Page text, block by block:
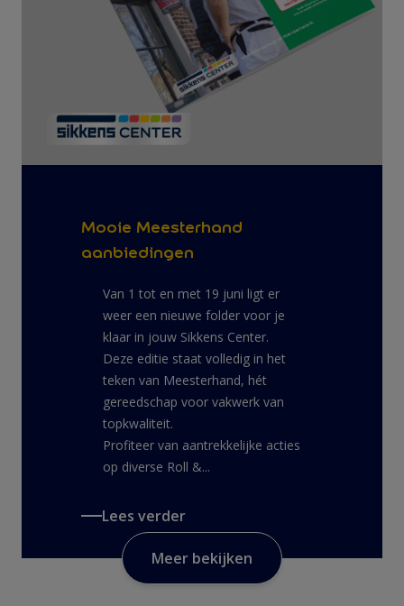
Mooie Meesterhand
aanbiedingen
Van 1 tot en met 19 juni ligt er
weer een nieuwe folder voor je
klaar in jouw Sikkens Center.
Deze editie staat volledig in het
teken van Meesterhand, hét
gereedschap voor vakwerk van
topkwaliteit.
Profiteer van aantrekkelijke acties
op diverse Roll &...
Lees verder
Meer bekijken